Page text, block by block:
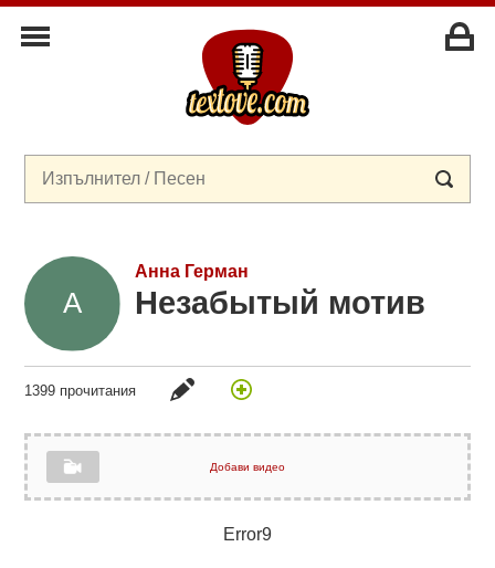
Анна Герман
Незабытый мотив
1399 прочитания
Добави видео
Error9